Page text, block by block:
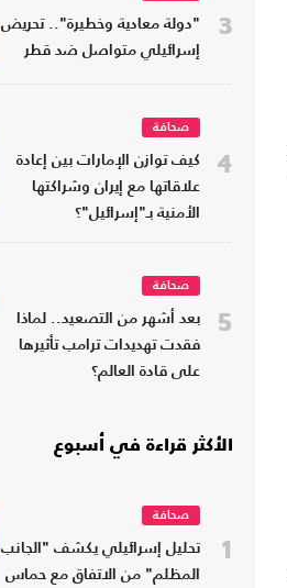
3
"دولة معادية وخطيرة".. تحريض
إسرائيلي متواصل ضد قطر
4
صحافة
كيف توازن الإمارات بين إعادة
علاقاتها مع إيران وشراكتها
الأمنية بـ"إسرائيل"؟
5
صحافة
بعد أشهر من التصعيد.. لماذا
فقدت تهديدات ترامب تأثيرها
على قادة العالم؟
الأكثر قراءة في أسبوع
1
صحافة
تحليل إسرائيلي يكشف "الجانب
المظلم" من الاتفاق مع حماس